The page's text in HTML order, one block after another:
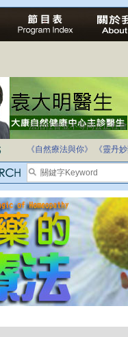
法治社會並不等同公正社會
自家教育合法化-推動多元
《自然療法與你》
《靈丹